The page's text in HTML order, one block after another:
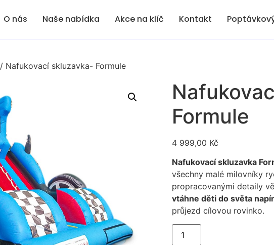
O nás Naše nabídka Akce na klíč Kontakt
/ Nafukovací skluzavka- Formule
Formule
4 999,00 Kč
Nafukovací skluzavka
všechny malé milovníky
propracovanými detaily
vtáhne děti do světa
průjezd cílovou rovinko.